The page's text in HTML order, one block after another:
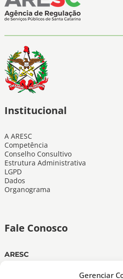
Gerenciar
Institucional
A ARESC
Competência
Conselho Consultivo
Estrutura Administrativa
LGPD
Dados
Organograma
Fale Conosco
ARESC